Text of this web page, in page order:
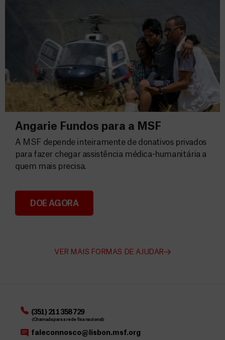
Angarie Fundos para a MSF
Angarie Fundos para a MSF
A MSF depende inteiramente de donativos privados
para fazer chegar assistência médica-humanitária a
quem mais precisa.
DOE AGORA
VER MAIS FORMAS DE AJUDAR
(351) 211 358 729
(Chamada para a rede fixa nacional)
faleconnosco@lisbon.msf.org